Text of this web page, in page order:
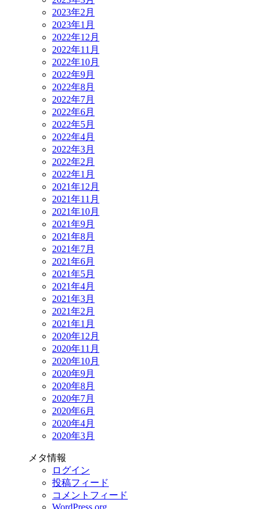
2023年2月
2023年1月
2022年12月
2022年11月
2022年10月
2022年9月
2022年8月
2022年7月
2022年6月
2022年5月
2022年4月
2022年3月
2022年2月
2022年1月
2021年12月
2021年11月
2021年10月
2021年9月
2021年8月
2021年7月
2021年6月
2021年5月
2021年4月
2021年3月
2021年2月
2021年1月
2020年12月
2020年11月
2020年10月
2020年9月
2020年8月
2020年7月
2020年6月
2020年4月
2020年3月
メタ情報
ログイン
投稿フィード
コメントフィード